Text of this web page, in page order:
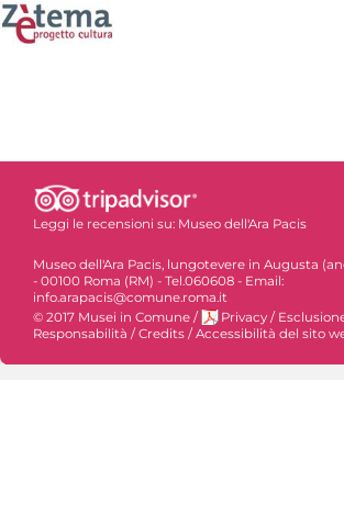
Leggi le recensioni su: Museo dell'Ara Pacis
Museo dell'Ara Pacis, lungotevere in Augusta
- 00100 Roma (RM) - Tel.060608 - Email:
info.arapacis@comune.roma.it
© 2017 Musei in Comune / Privacy /
Responsabilità / Credits / Accessibilità del sito